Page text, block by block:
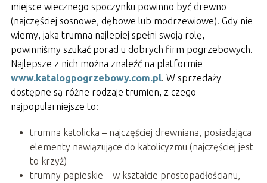
miejsce wiecznego spoczynku powinno być drewno
(najczęściej sosnowe, dębowe lub modrzewiowe). Gdy nie
wiemy, jaka trumna najlepiej spełni swoją rolę,
powinniśmy szukać porad u dobrych firm pogrzebowych.
Najlepsze z nich można znaleźć na platformie
www.katalogpogrzebowy.com.pl. W sprzedaży
dostępne są różne rodzaje trumien, z czego
najpopularniejsze to:
trumna katolicka – najczęściej drewniana, posiadająca
elementy nawiązujące do katolicyzmu (najczęściej jest
to krzyż)
trumny papieskie – w kształcie prostopadłościanu,